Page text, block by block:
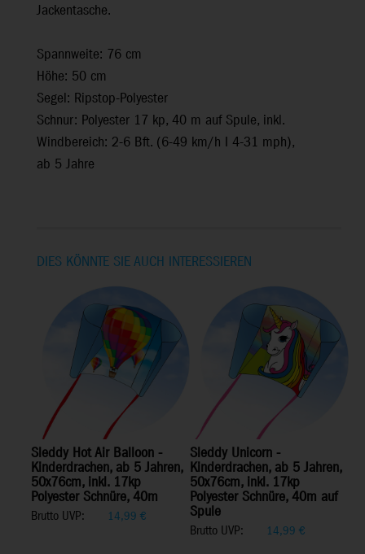
Jackentasche.
Spannweite: 76 cm
Höhe: 50 cm
Segel: Ripstop-Polyester
Schnur: Polyester 17 kp, 40 m auf Spule, inkl.
Windbereich: 2-6 Bft. (6-49 km/h I 4-31 mph),
ab 5 Jahre
DIES KÖNNTE SIE AUCH INTERESSIEREN
Sleddy Hot Air Balloon -
Kinderdrachen, ab 5 Jahren,
50x76cm, inkl. 17kp
Polyester Schnüre, 40m
Brutto UVP: 14,99 €
Sleddy Unicorn -
Kinderdrachen, ab 5 Jahren,
50x76cm, inkl. 17kp
Polyester Schnüre, 40m auf
Spule
Brutto UVP: 14,99 €